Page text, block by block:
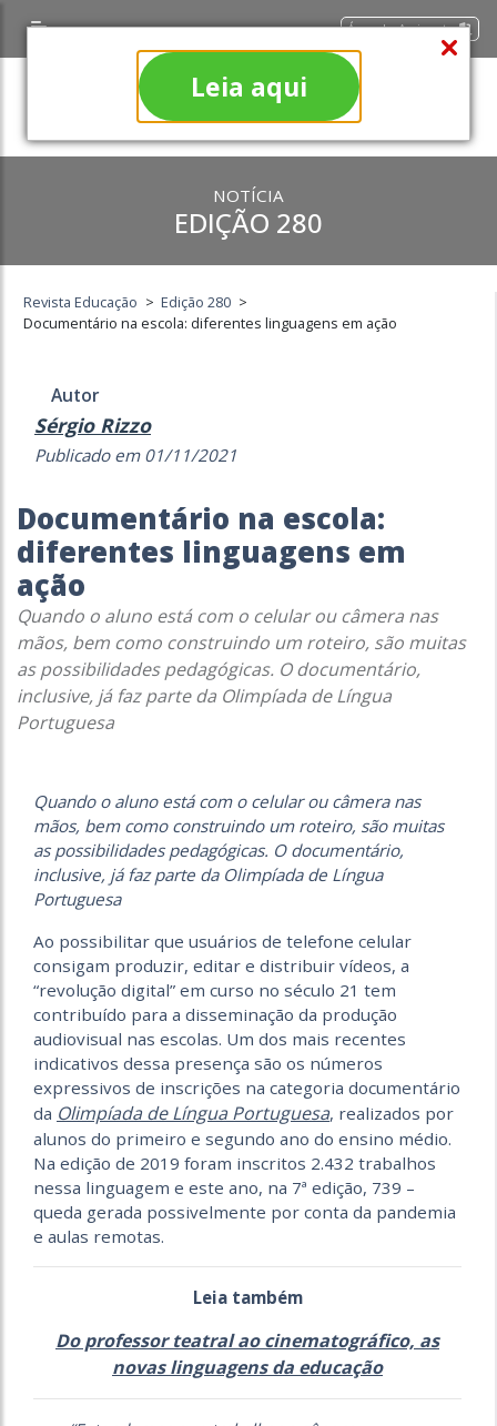
Leia aqui
Área do Assinante
NOTÍCIA
EDIÇÃO 280
Revista Educação > Edição 280 >
Documentário na escola: diferentes linguagens em ação
Autor
Sérgio Rizzo
Publicado em 01/11/2021
Documentário na escola:
diferentes linguagens em
ação
Quando o aluno está com o celular ou câmera nas
mãos, bem como construindo um roteiro, são muitas
as possibilidades pedagógicas. O documentário,
inclusive, já faz parte da Olimpíada de Língua
Portuguesa
Quando o aluno está com o celular ou câmera nas
mãos, bem como construindo um roteiro, são muitas
as possibilidades pedagógicas. O documentário,
inclusive, já faz parte da Olimpíada de Língua
Portuguesa
Ao possibilitar que usuários de telefone celular
consigam produzir, editar e distribuir vídeos, a
“revolução digital” em curso no século 21 tem
contribuído para a disseminação da produção
audiovisual nas escolas. Um dos mais recentes
indicativos dessa presença são os números
expressivos de inscrições na categoria documentário
da Olimpíada de Língua Portuguesa, realizados por
alunos do primeiro e segundo ano do ensino médio.
Na edição de 2019 foram inscritos 2.432 trabalhos
nessa linguagem e este ano, na 7ª edição, 739 –
queda gerada possivelmente por conta da pandemia
e aulas remotas.
Leia também
Do professor teatral ao cinematográfico, as
novas linguagens da educação